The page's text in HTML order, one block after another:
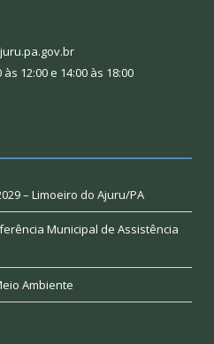
12:00 e 14:00 às 18:00
– Limoeiro do Ajuru/PA
Municipal de Assistência
Ambiente